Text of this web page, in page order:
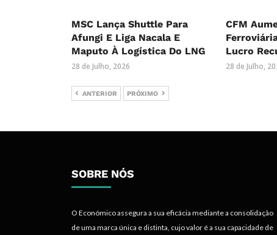
MSC Lança Shuttle Para
Afungi E Liga Nacala E
Maputo À Logística Do LNG
28 de Julho, 2026
CFM
Lucro
28 de Julho,
ANTERIOR PRÓXIMO
SOBRE NÓS
O Económico assegura a sua eficácia mediante a consolidação
de uma marca única e distinta, cujo valor é a sua capacidade de